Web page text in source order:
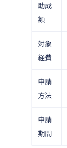
助成
額
対象
経費
申請
方法
申請
期間